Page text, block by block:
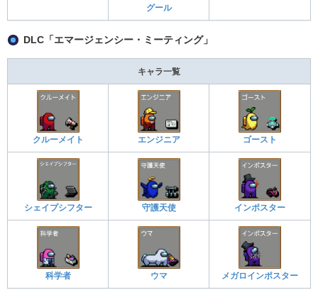
グール
DLC「エマージェンシー・ミーティング」
キャラ一覧
クルーメイト エンジニア ゴースト
シェイプシフター 守護天使 インポスター
科学者 ウマ メガロインポスター